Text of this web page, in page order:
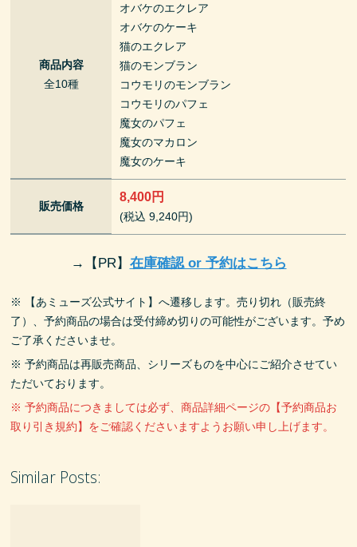
商品内容
全10種
オバケのエクレア
オバケのケーキ
猫のエクレア
猫のモンブラン
コウモリのモンブラン
コウモリのパフェ
魔女のパフェ
魔女のマカロン
魔女のケーキ
販売価格
8,400円
(税込 9,240円)
→ 【PR】 在庫確認 or 予約はこちら
※ 【あミューズ公式サイト】へ遷移します。売り切れ（販売終
了）、予約商品の場合は受付締め切りの可能性がございます。予め
ご了承くださいませ。
※ 予約商品は再販売商品、シリーズものを中心にご紹介させてい
ただいております。
※ 予約商品につきましては必ず、商品詳細ページの【予約商品お
取り引き規約】をご確認くださいますようお願い申し上げます。
Similar Posts: